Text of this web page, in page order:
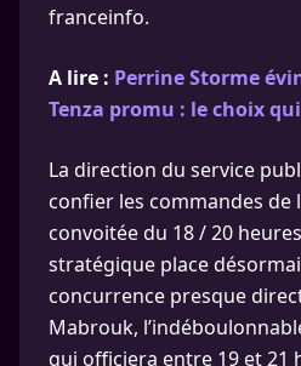
franceinfo.
A lire : Perrine Storme
Tenza promu : le choix
La direction du service
confier les commandes de
convoitée du 18 / 20
stratégique place
concurrence presque
Mabrouk,
qui officiera entre 19 et 21